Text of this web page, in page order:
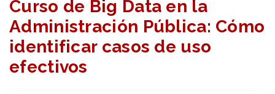
Curso de Big Data en la
Administración Pública: Cómo
identificar casos de uso
efectivos